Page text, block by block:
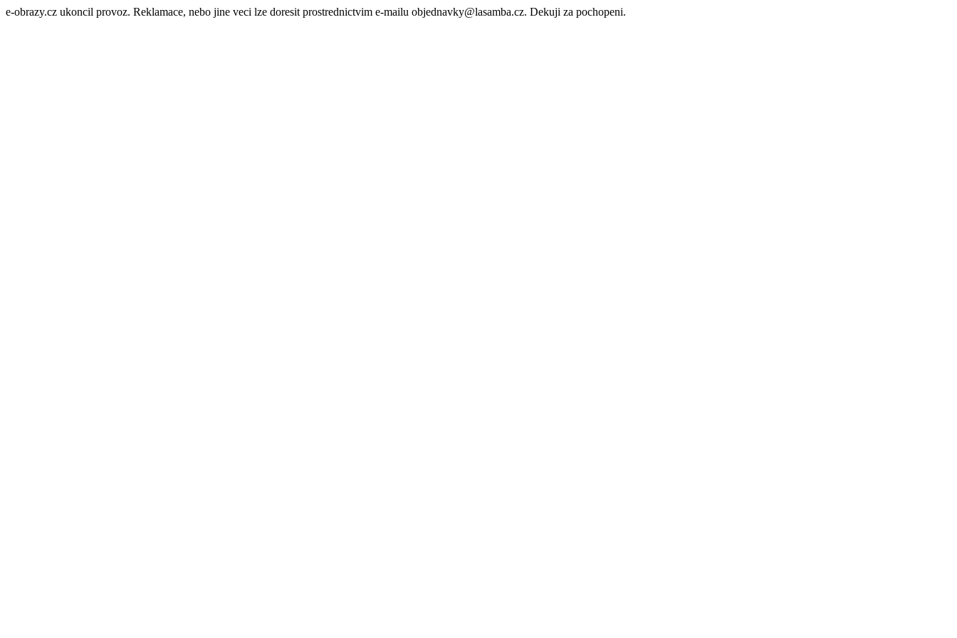
e-obrazy.cz ukoncil provoz. Reklamace, nebo jine veci lze doresit prostrednictvim e-mailu objednavky@lasamba.cz. Dekuji za pochopeni.